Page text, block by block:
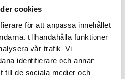
cookies
för att anpassa innehållet
tillhandahålla funktioner
vår trafik. Vi
identifierare och annan
till de sociala medier och
och organisationer
– insikter för hållbart